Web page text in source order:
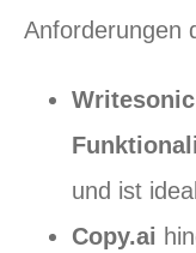
Anforderungen
Writesonic
und ist
Copy.ai